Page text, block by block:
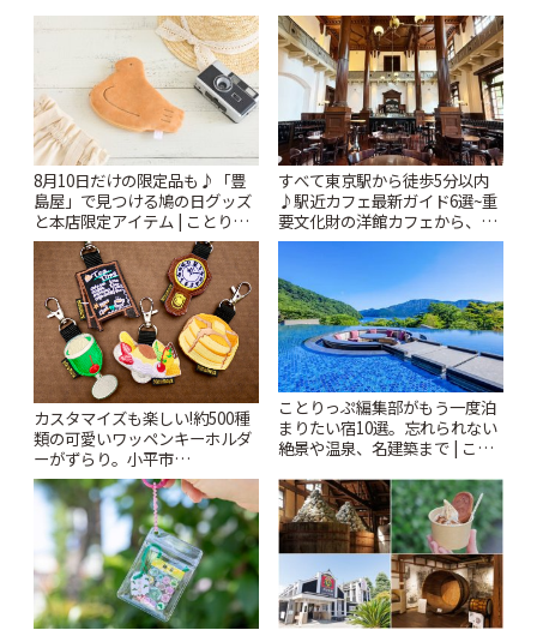
8月10日だけの限定品も♪「豊
島屋」で見つける鳩の日グッズ
と本店限定アイテム | ことりっ
ぷ
すべて東京駅から徒歩5分以内
♪駅近カフェ最新ガイド6選~重
要文化財の洋館カフェから、改
札すぐのレトロ喫茶まで~ | こと
カスタマイズも楽しい!約500種
類の可愛いワッペンキーホルダ
ーがずらり。小平市
「Kimamaya T&K」 | ことりっ
ぷ
ことりっぷ編集部がもう一度泊
まりたい宿10選。忘れられない
絶景や温泉、名建築まで | こと